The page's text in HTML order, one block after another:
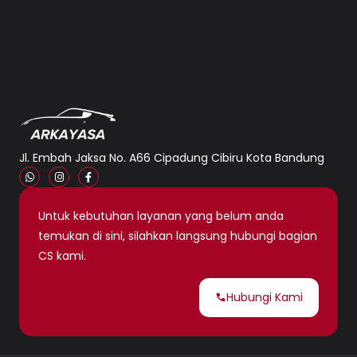
Jl. Embah Jaksa No. A66 Cipadung Cibiru Kota Bandung
Untuk kebutuhan layanan yang belum anda
temukan di sini, silahkan langsung hubungi bagian
CS kami.
Hubungi Kami